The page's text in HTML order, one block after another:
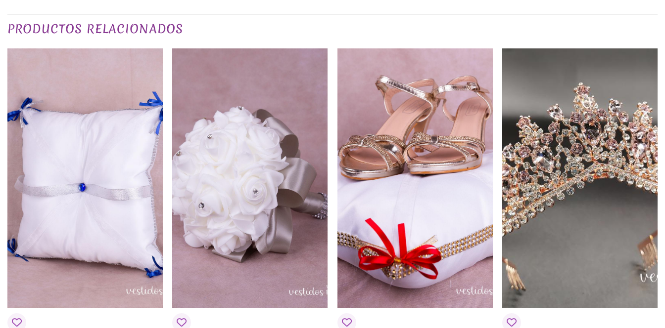
No hay valoraciones aún.
Sé el primero en valorar “Cojín para zapatilla”
Tu puntuación
Correo electrónico
PRODUCTOS RELACIONADOS